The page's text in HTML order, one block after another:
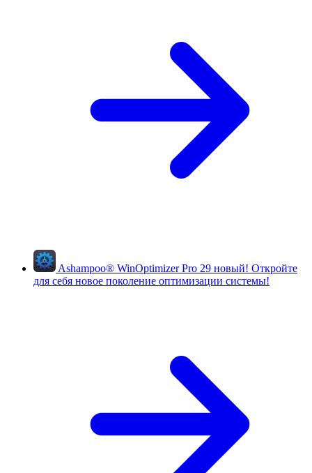
Ashampoo® WinOptimizer Pro 29 новый! Откройте
для себя новое поколение оптимизации системы!